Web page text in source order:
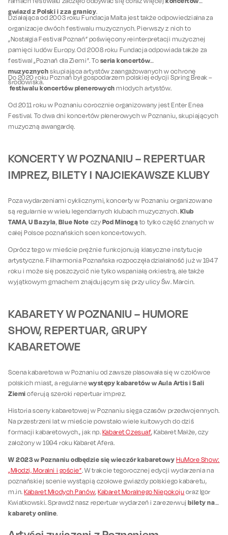
gwiazd z Polski i zza granicy.
Działająca od 2003 roku Fundacja Malta jest także odpowiedzialna za
organizacje dwóch festiwalu muzycznych. Pierwszy z nich to
„Nostalgia Festival Poznań” poświęcony reinterpretacji muzycznej
pamięci ludów Europy. Od 2008 roku Fundacja odpowiada także za
festiwal „Poznań dla Ziemi”. To seria koncertów
muzycznych skupiająca artystów zaangażowanych w ochronę
środowiska.
Do 2020 roku Poznań był gospodarzem polskiej edycji Spring Break –
festiwalu koncertów plenerowych młodych artystów.
Od 2011 roku w Poznaniu corocznie organizowany jest Enter Enea
Festival. To dwa dni koncertów plenerowych w Poznaniu, skupiających
muzyczną awangardę.
KONCERTY W POZNANIU – REPERTUAR
IMPREZ, BILETY I NAJCIEKAWSZE KLUBY
Poza wydarzeniami cyklicznymi, koncerty w Poznaniu organizowane
są regularnie w wielu legendarnych klubach muzycznych. Klub
TAMA,U Bazyla, Blue Note czyPod Minogą to tylko część znanych w
całej Polsce poznańskich scen koncertowych.
Oprócz tego w mieście prężnie funkcjonują klasyczne instytucje
artystyczne. Filharmonia Poznańska rozpoczęła działalność już w 1947
roku i może się poszczycić nie tylko wspaniałą orkiestrą, ale także
wyjątkowym gmachem znajdującym się przy ulicy Św. Marcin.
KABARETY W POZNANIU – HUMORE
SHOW, REPERTUAR, GRUPY
KABARETOWE
Scena kabaretowa w Poznaniu od zawsze plasowała się w czołówce
polskich miast, a regularne występy kabaretów w Aula Artis i Sali
Ziemi oferują szeroki repertuar imprez.
Historia sceny kabaretowej w Poznaniu sięga czasów przedwojennych.
Na przestrzeni lat w mieście powstało wiele kultowych do dziś
formacji kabaretowych., jak np. Kabaret Czesuaf, Kabaret Małże, czy
założony w 1994 roku Kabaret Afera.
W 2023 w Poznaniu odbędzie się wieczór kabaretowy HuMore Show:
„Młodzi, Moralni i goście”. W trakcie tegorocznej edycji wydarzenia na
poznańskiej scenie wystąpią czołowe gwiazdy polskiego kabaretu,
m.in.Kabaret Młodych Panów,Kabaret Moralnego Niepokoju oraz Igor
Kwiatkowski. Sprawdź nasz repertuar wydarzeń i zarezerwujbilety na
kabarety online.